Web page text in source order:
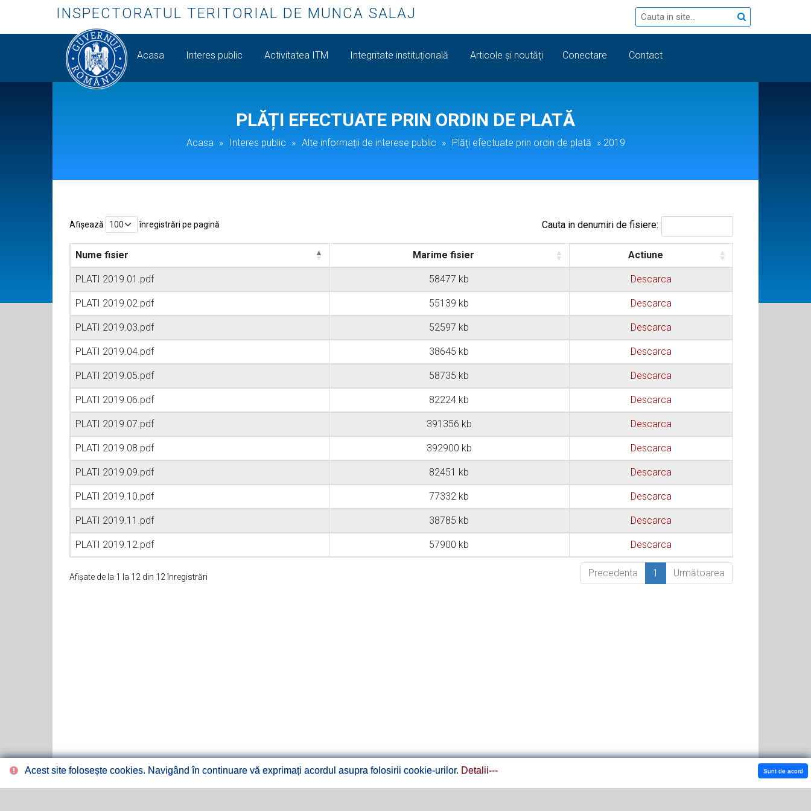
INSPECTORATUL TERITORIAL DE MUNCA SALAJ
Acasa Interes public Activitatea ITM Integritate instituțională Articole și noutăți Conectare Contact
PLĂȚI EFECTUATE PRIN ORDIN DE PLATĂ
Acasa » Interes public » Alte informații de interese public » Plăți efectuate prin ordin de plată »2019
Afișează înregistrări pe pagină Cauta in denumiri de fisiere:
Nume fisier Marime fisier Actiune
PLATI 2019.01.pdf 58477 kb Descarca
PLATI 2019.02.pdf 55139 kb Descarca
PLATI 2019.03.pdf 52597 kb Descarca
PLATI 2019.04.pdf 38645 kb Descarca
PLATI 2019.05.pdf 58735 kb Descarca
PLATI 2019.06.pdf 82224 kb Descarca
PLATI 2019.07.pdf 391356 kb Descarca
PLATI 2019.08.pdf 392900 kb Descarca
PLATI 2019.09.pdf 82451 kb Descarca
PLATI 2019.10.pdf 77332 kb Descarca
PLATI 2019.11.pdf 38785 kb Descarca
PLATI 2019.12.pdf 57900 kb Descarca
Afișate de la 1 la 12 din 12 înregistrări Precedenta 1 Următoarea
Acest site folosește cookies. Navigând în continuare vă exprimați acordul asupra folosirii cookie-urilor. Detalii--- Sunt de acord